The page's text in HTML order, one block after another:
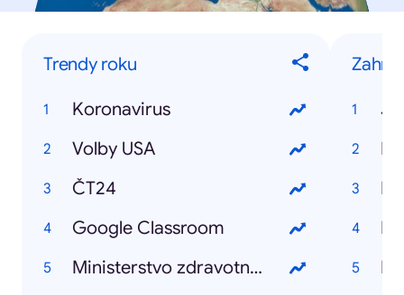
Trendy roku
Koronavirus
Volby USA
ČT24
Google Classroom
Ministerstvo zdravotnictví